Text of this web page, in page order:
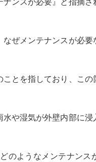
ぜメンテナンスが必
とを指しており、この
や湿気が外壁内部に
のようなメンテナンス